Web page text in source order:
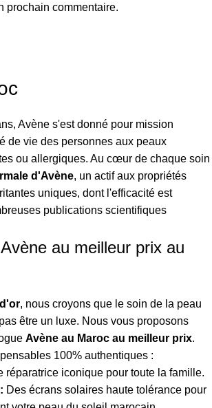
prochain commentaire.
Avène s'est donné pour mission
de vie des personnes aux peaux
ou allergiques. Au cœur de chaque soin
d'Avène, un actif aux propriétés
uniques, dont l'efficacité est
publications scientifiques
au meilleur prix au
, nous croyons que le soin de la peau
être un luxe. Nous vous proposons
Avène au Maroc au meilleur prix.
100% authentiques :
réparatrice iconique pour toute la famille.
Des écrans solaires haute tolérance pour